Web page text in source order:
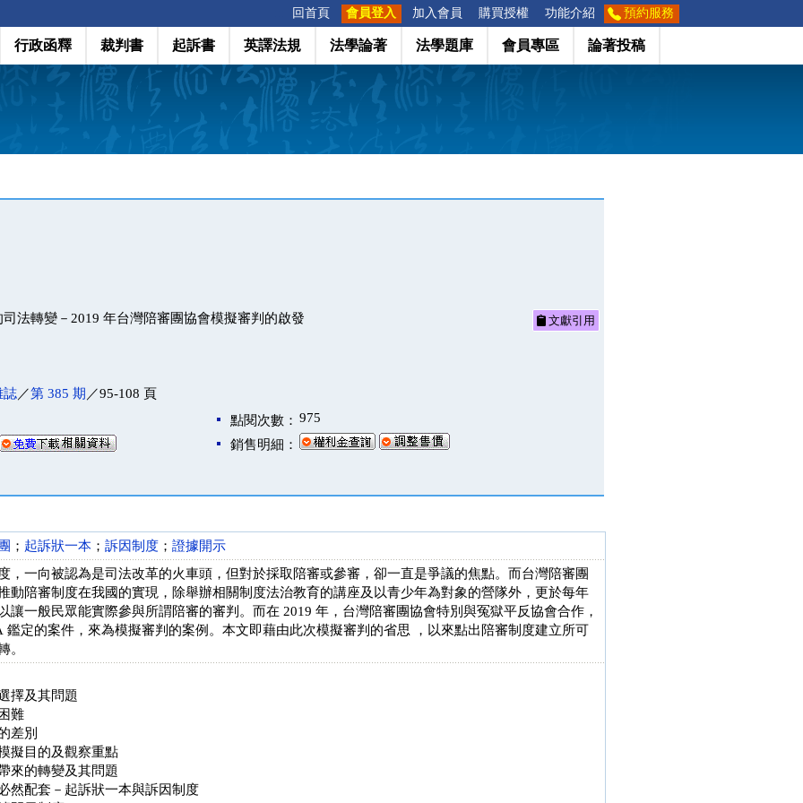
回首頁 會員登入 加入會員 購買授權 功能介紹 預約服務
行政函釋 裁判書 起訴書 英譯法規 法學論著 法學題庫 會員專區 論著投稿
法轉變－2019 年台灣陪審團協會模擬審判的啟發 文獻引用
誌／第 385 期 ／95-108 頁
點閱次數： 975
銷售明細：
； 起訴狀一本 ； 訴因制度 ； 證據開示
，一向被認為是司法改革的火車頭，但對於採取陪審或參審，卻一直是爭議的焦點。而台灣陪審團
動陪審制度在我國的實現，除舉辦相關制度法治教育的講座及以青少年為對象的營隊外，更於每年
讓一般民眾能實際參與所謂陪審的審判。而在 2019 年，台灣陪審團協會特別與冤獄平反協會合作，
鑑定的案件，來為模擬審判的案例。本文即藉由此次模擬審判的省思 ，以來點出陪審制度建立所可
。
擇及其問題
難
差別
擬目的及觀察重點
來的轉變及其問題
然配套－起訴狀一本與訴因制度